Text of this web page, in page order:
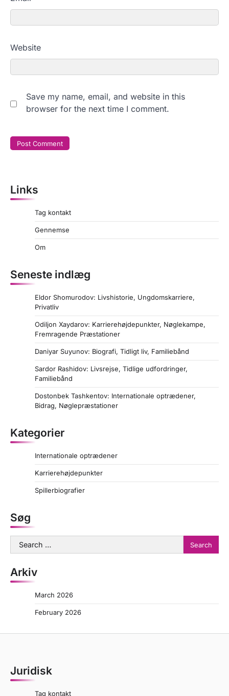
Website
Save my name, email, and website in this
browser for the next time I comment.
Links
Tag kontakt
Gennemse
Om
Seneste indlæg
Eldor Shomurodov: Livshistorie, Ungdomskarriere,
Privatliv
Odiljon Xaydarov: Karrierehøjdepunkter, Nøglekampe,
Fremragende Præstationer
Daniyar Suyunov: Biografi, Tidligt liv, Familiebånd
Sardor Rashidov: Livsrejse, Tidlige udfordringer,
Familiebånd
Dostonbek Tashkentov: Internationale optrædener,
Bidrag, Nøglepræstationer
Kategorier
Internationale optrædener
Karrierehøjdepunkter
Spillerbiografier
Søg
Search
for:
Arkiv
March 2026
February 2026
Juridisk
Tag kontakt